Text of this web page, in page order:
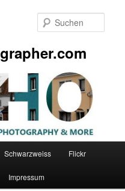
Schwarzweiss Flickr
Impressum